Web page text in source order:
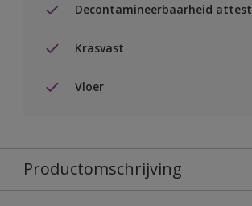
Decontamineerbaarheid attest
Krasvast
Vloer
Productomschrijving